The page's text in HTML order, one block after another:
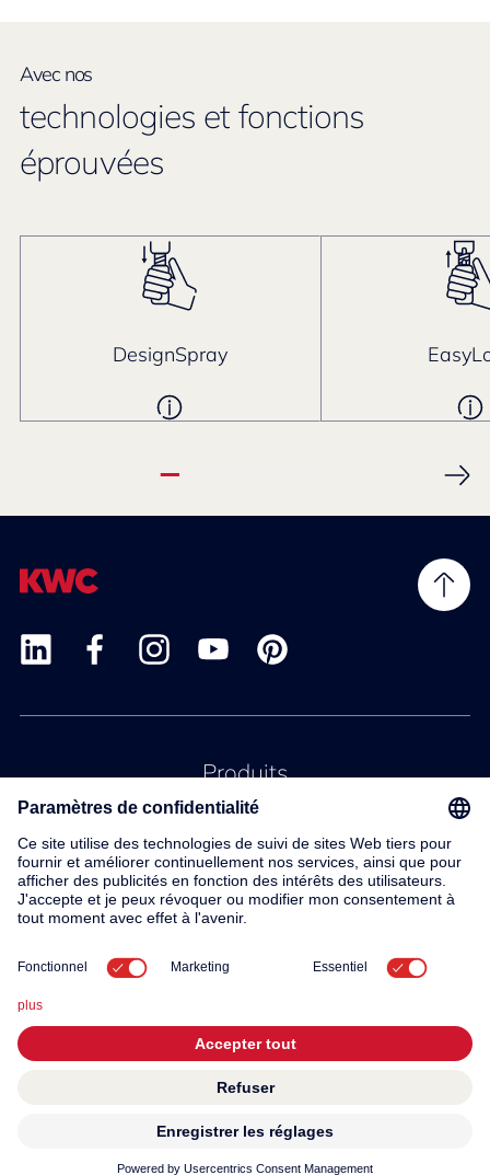
Avec nos
technologies et fonctions
éprouvées
DesignSpray
Produits
Service
Contact
À propos de nous
Conditions generales
Mentions légales
Protection des données